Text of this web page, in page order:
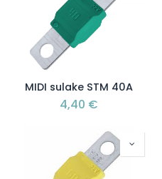
MIDI sulake STM 40A
4,40 €